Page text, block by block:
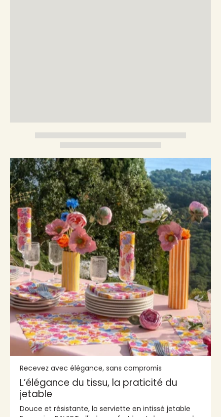
Recevez avec élégance, sans compromis
L’élégance du tissu, la praticité du
jetable
Douce et résistante, la serviette en intissé jetable